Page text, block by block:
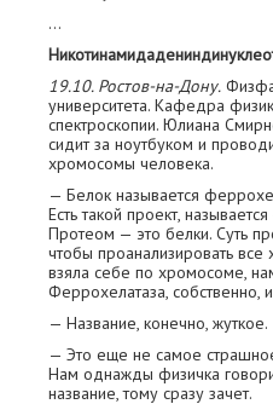
…
19.10. Ростов-на-Дону.
университета. Кафедра
спектроскопии. Юлиана
сидит за ноутбуком и
хромосомы человека.
— Белок называется
Есть такой проект,
Протеом — это белки. Суть
чтобы проанализировать
взяла себе по хромосоме,
Феррохелатаза, собственно,
— Название, конечно, жуткое.
— Это еще не самое
Нам однажды физичка
название, тому сразу зачет.